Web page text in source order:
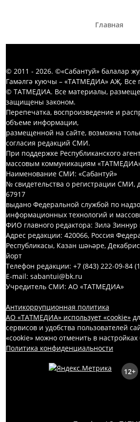
Главная
© 2011 - 2026. ©«Сабантуй» балалар
Гамәлгә куючы – «ТАТМЕДИА» АҖ.
© ТАТМЕДИА. Все материалы,
защищены законом.
Перепечатка, воспроизведение и
объеме информации,
размещенной на сайте, возможна
согласия редакций СМИ.
При поддержке Республиканского
массовым коммуникациям
Наименование СМИ: «Сабантуй»
№ свидетельства о регистрации СМИ,
67917
выдано Федеральной службой по
информационных технологий и
ФИО главного редактора: Зилә
Адрес редакции: 420066, Россия
Республикасы, Казан шәһәре,
йорт
Телефон редакции: +7 (843) 222-09-84
E-mail: sabantui@bk.ru
Учредитель СМИ: АО «ТАТМЕДИА»
Антикоррупционная политика
АО «ТАТМЕДИА» использует «cookie»
сервисов и удобства пользователей
«cookie» можно отменить в настройках
Политика конфиденциальности
12+